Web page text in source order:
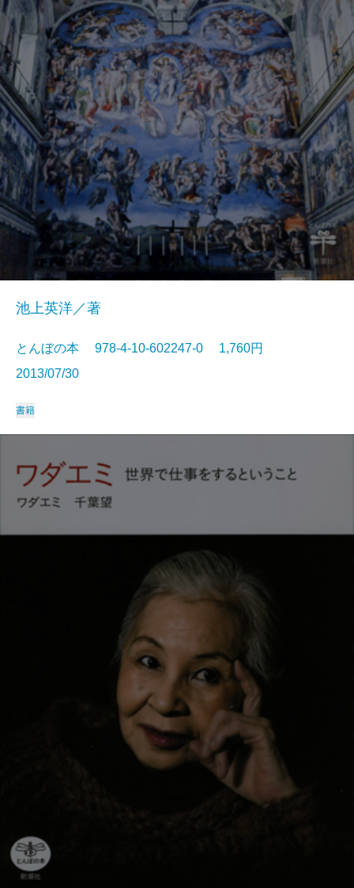
池上英洋／著
とんぼの本 978-4-10-602247-0 1,760円
2013/07/30
書籍